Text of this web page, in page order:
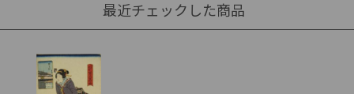
最近チェックした商品